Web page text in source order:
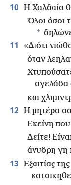
10 Η Χαλδαία
Όλοι όσοι
+
11 «Διότι
όταν
αγελάδα
και
12 Η μητέρα
Εκείνη
Δείτε!
άνυδρη γη
13 Εξαιτίας